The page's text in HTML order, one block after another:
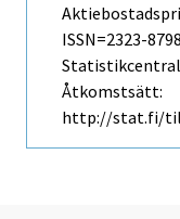
ISSN=2323-
Åtkomstsätt:
http://stat.fi/